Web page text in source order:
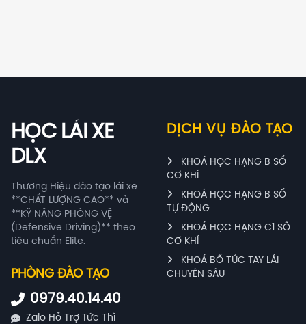
HỌC LÁI XE
DLX
Thương Hiệu đào tạo lái xe
**CHẤT LƯỢNG CAO** và
**KỸ NĂNG PHÒNG VỆ
(Defensive Driving)** theo
tiêu chuẩn Elite.
PHÒNG ĐÀO TẠO
0979.40.14.40
Zalo Hỗ Trợ Tức Thì
DỊCH VỤ ĐÀO TẠO
KHOÁ HỌC HẠNG B SỐ
CƠ KHÍ
KHOÁ HỌC HẠNG B SỐ
TỰ ĐỘNG
KHOÁ HỌC HẠNG C1 SỐ
CƠ KHÍ
KHOÁ BỔ TÚC TAY LÁI
CHUYÊN SÂU